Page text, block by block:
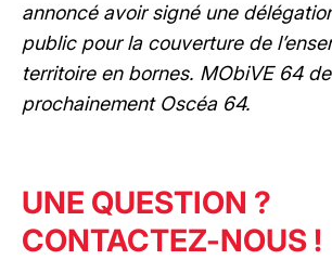
annoncé avoir signé une
public pour la couverture de
territoire en bornes. MObiVE 64
prochainement Oscéa 64.
UNE QUESTION ?
CONTACTEZ-NOUS !